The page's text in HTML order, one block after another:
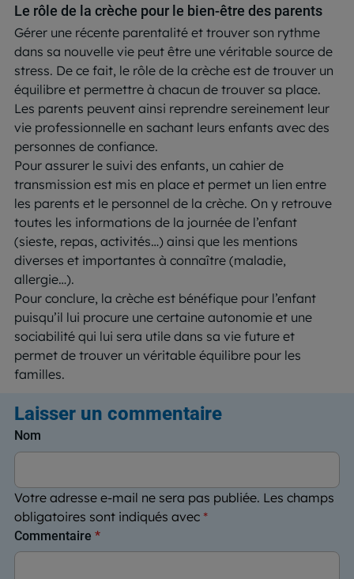
Le rôle de la crèche pour le bien-être des parents
Gérer une récente parentalité et trouver son rythme
dans sa nouvelle vie peut être une véritable source de
stress. De ce fait, le rôle de la crèche est de trouver un
équilibre et permettre à chacun de trouver sa place.
Les parents peuvent ainsi reprendre sereinement leur
vie professionnelle en sachant leurs enfants avec des
personnes de confiance.
Pour assurer le suivi des enfants, un cahier de
transmission est mis en place et permet un lien entre
les parents et le personnel de la crèche. On y retrouve
toutes les informations de la journée de l’enfant
(sieste, repas, activités…) ainsi que les mentions
diverses et importantes à connaître (maladie,
allergie…).
Pour conclure, la crèche est bénéfique pour l’enfant
puisqu’il lui procure une certaine autonomie et une
sociabilité qui lui sera utile dans sa vie future et
permet de trouver un véritable équilibre pour les
familles.
Laisser un commentaire
Votre adresse e-mail ne sera pas publiée. Les champs
obligatoires sont indiqués avec *
Nom
Commentaire *